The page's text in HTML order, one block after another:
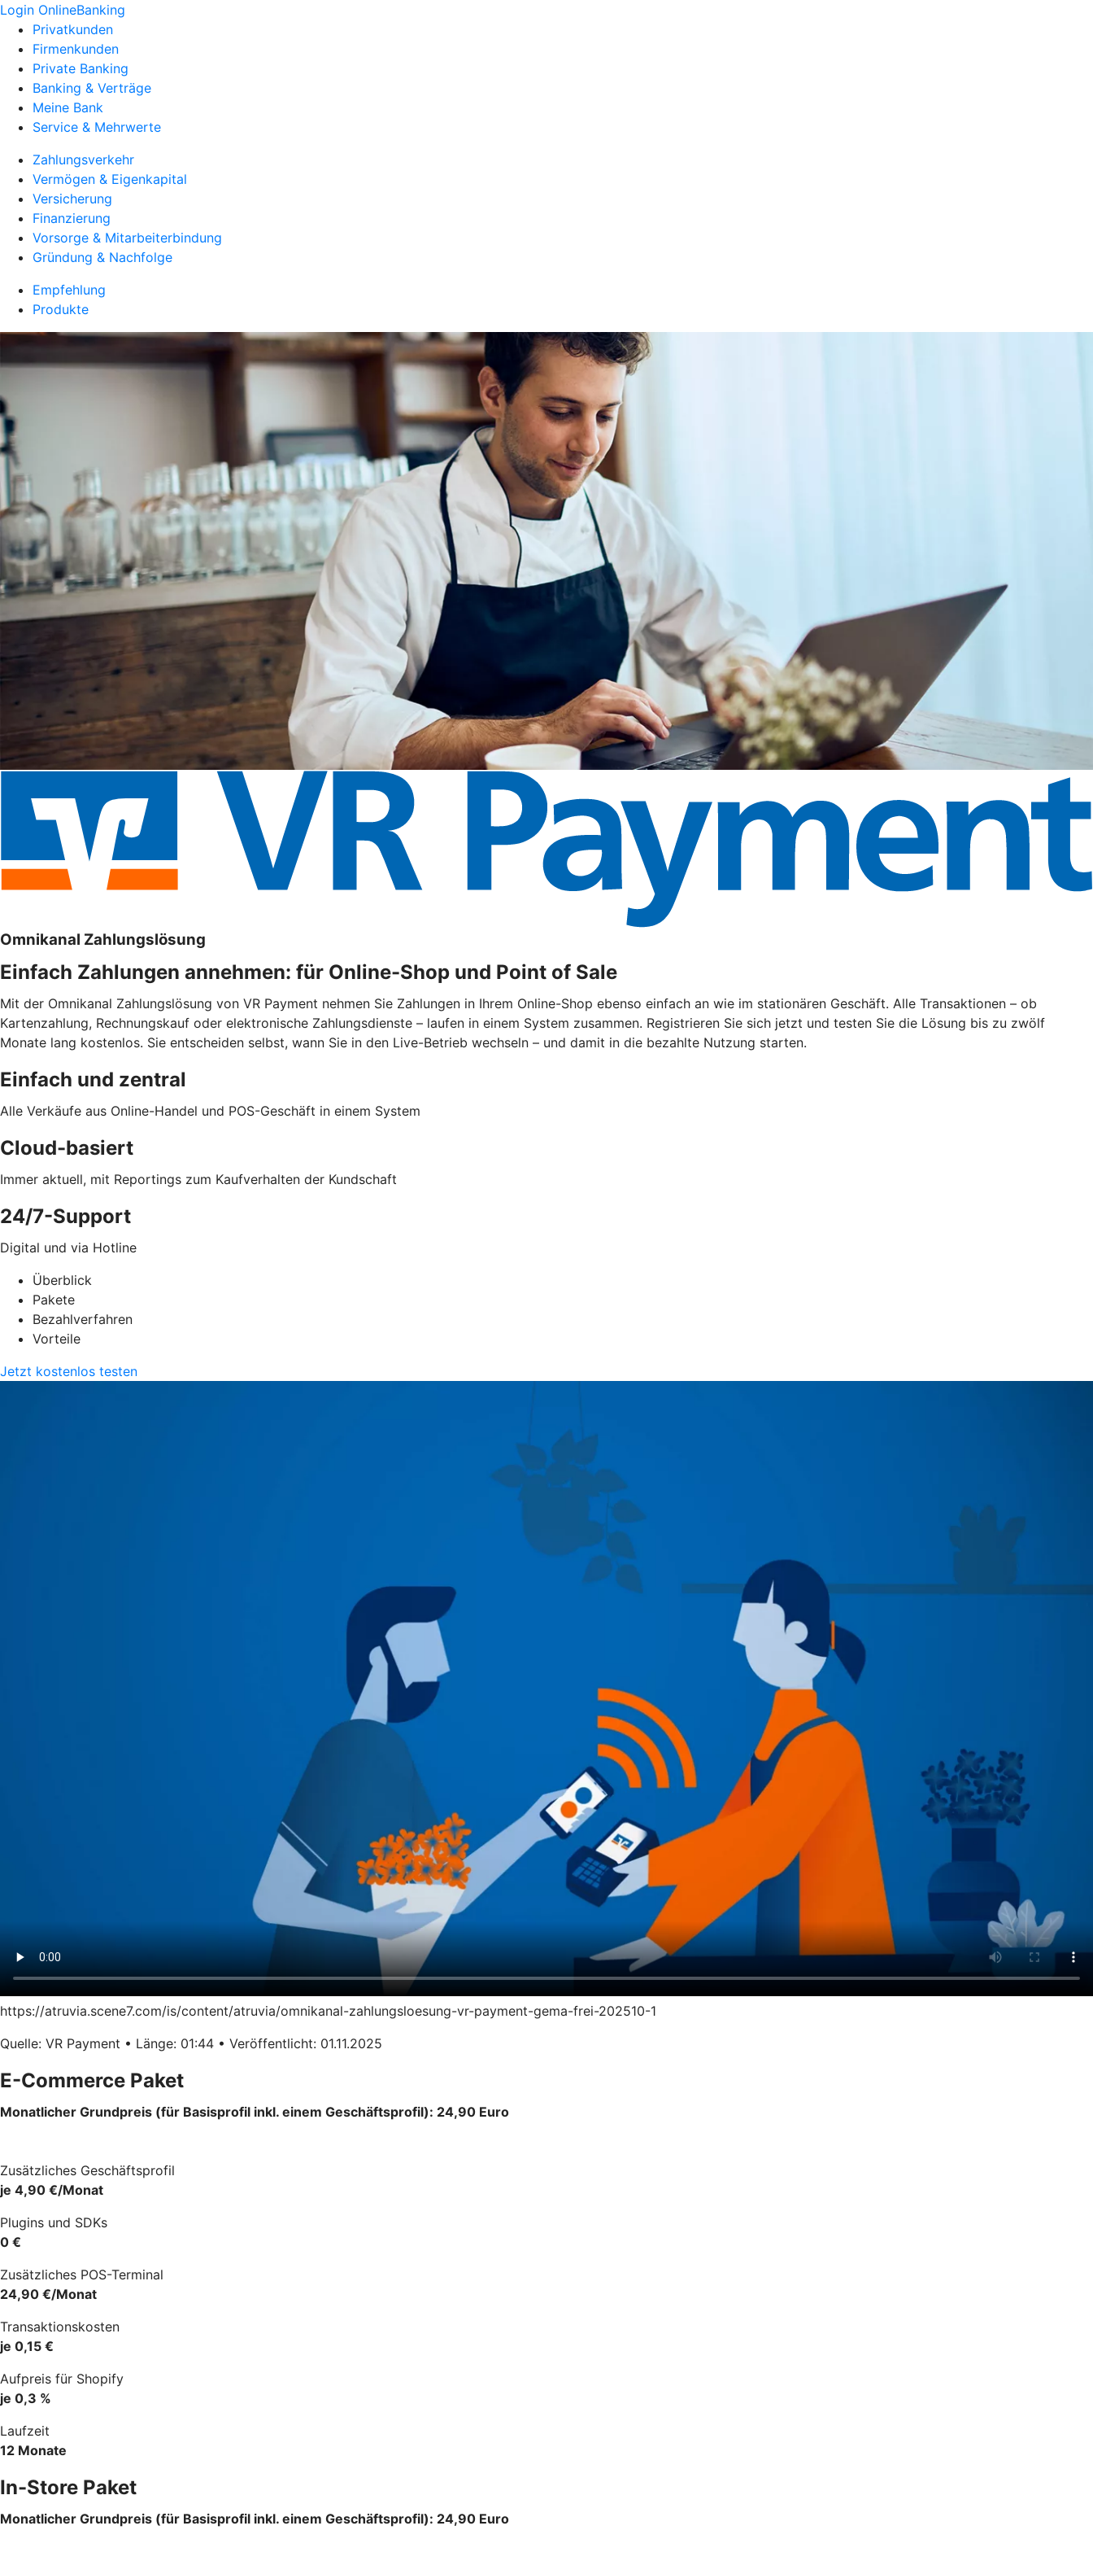
Login OnlineBanking
Privatkunden
Firmenkunden
Private Banking
Banking & Verträge
Meine Bank
Service & Mehrwerte
Zahlungsverkehr
Vermögen & Eigenkapital
Versicherung
Finanzierung
Vorsorge & Mitarbeiterbindung
Gründung & Nachfolge
Empfehlung
Produkte
Omnikanal Zahlungslösung
Einfach Zahlungen annehmen: für Online-Shop und Point of Sale
Mit der Omnikanal Zahlungslösung von VR Payment nehmen Sie Zahlungen in Ihrem Online-Shop ebenso einfach an wie im stationären Geschäft. Alle Transaktionen – ob
Kartenzahlung, Rechnungskauf oder elektronische Zahlungsdienste – laufen in einem System zusammen. Registrieren Sie sich jetzt und testen Sie die Lösung bis zu zwölf
Monate lang kostenlos. Sie entscheiden selbst, wann Sie in den Live-Betrieb wechseln – und damit in die bezahlte Nutzung starten.
Einfach und zentral
Alle Verkäufe aus Online-Handel und POS-Geschäft in einem System
Cloud-basiert
Immer aktuell, mit Reportings zum Kaufverhalten der Kundschaft
24/7-Support
Digital und via Hotline
Überblick
Pakete
Bezahlverfahren
Vorteile
Jetzt kostenlos testen
https://atruvia.scene7.com/is/content/atruvia/omnikanal-zahlungsloesung-vr-payment-gema-frei-202510-1
Quelle: VR Payment • Länge: 01:44 • Veröffentlicht: 01.11.2025
E-Commerce Paket
Monatlicher Grundpreis (für Basisprofil inkl. einem Geschäftsprofil): 24,90 Euro
Zusätzliches Geschäftsprofil
je 4,90 €/Monat
Plugins und SDKs
0 €
Zusätzliches POS-Terminal
24,90 €/Monat
Transaktionskosten
je 0,15 €
Aufpreis für Shopify
je 0,3 %
Laufzeit
12 Monate
In-Store Paket
Monatlicher Grundpreis (für Basisprofil inkl. einem Geschäftsprofil): 24,90 Euro